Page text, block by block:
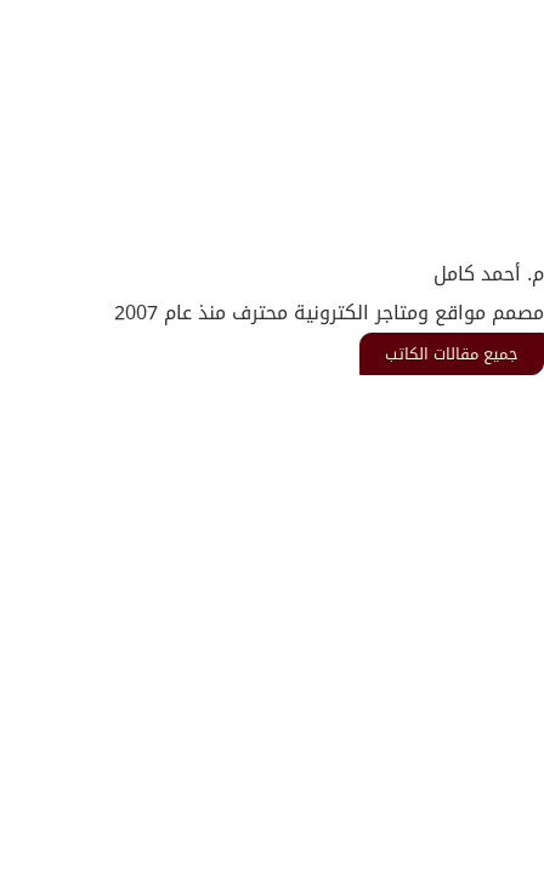
م. أحمد كامل
مصمم مواقع ومتاجر الكترونية محترف منذ عام 2007
جميع مقالات الكاتب